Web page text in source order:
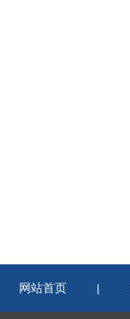
网站首页 |